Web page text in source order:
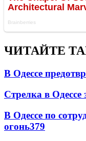
ЧИТАЙТЕ
В Одессе
Стрелка в
В Одессе по
огонь379